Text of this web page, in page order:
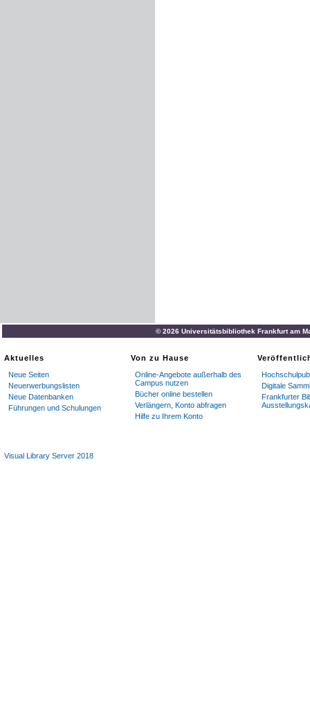
© 2026 Universitätsbibliothek Frankfurt am
Aktuelles
Neue Seiten
Neuerwerbungslisten
Neue Datenbanken
Führungen und Schulungen
Von zu Hause
Online-Angebote außerhalb des
Campus nutzen
Bücher online bestellen
Verlängern, Konto abfragen
Hilfe zu Ihrem Konto
Digitale
Frankfurter
Visual Library Server 2018